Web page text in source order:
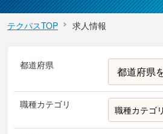
テクパスTOP 求人情報
都道府県
職種カテゴリ 職種カテゴ